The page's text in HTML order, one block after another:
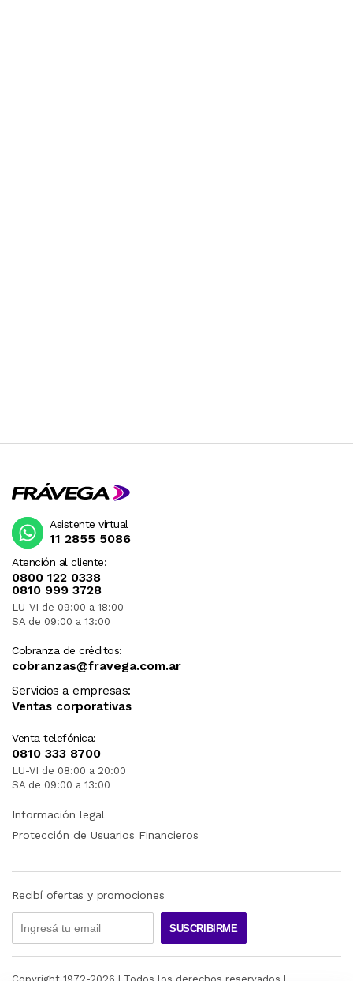
Atención al cliente:
0800 122 0338
0810 999 3728
LU-VI de 09:00 a 18:00
SA de 09:00 a 13:00
Cobranza de créditos:
cobranzas@fravega.com.ar
Servicios a empresas:
Ventas corporativas
Venta telefónica:
0810 333 8700
LU-VI de 08:00 a 20:00
SA de 09:00 a 13:00
Asistente virtual
11 2855 5086
Información legal
Protección de Usuarios Financieros
Recibí ofertas y promociones
SUSCRIBIRME